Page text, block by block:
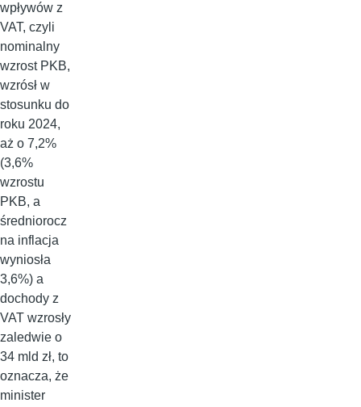
wpływów z
VAT, czyli
nominalny
wzrost PKB,
wzrósł w
stosunku do
roku 2024,
aż o 7,2%
(3,6%
wzrostu
PKB, a
średniorocz
na inflacja
wyniosła
3,6%) a
dochody z
VAT wzrosły
zaledwie o
34 mld zł, to
oznacza, że
minister